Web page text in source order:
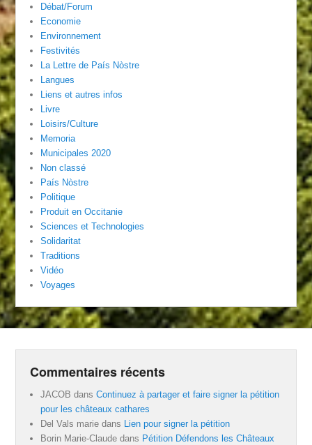
Débat/Forum
Economie
Environnement
Festivités
La Lettre de País Nòstre
Langues
Liens et autres infos
Livre
Loisirs/Culture
Memoria
Municipales 2020
Non classé
País Nòstre
Politique
Produit en Occitanie
Sciences et Technologies
Solidaritat
Traditions
Vidéo
Voyages
Commentaires récents
JACOB dansContinuez à partager et faire signer la pétition
pour les châteaux cathares
Del Vals marie dans Lien pour signer la pétition
Borin Marie-Claude dans Pétition Défendons les Châteaux